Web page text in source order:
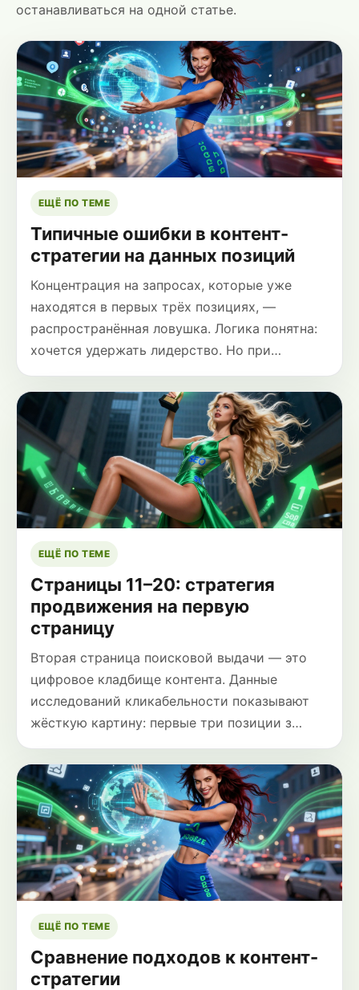
останавливаться на одной статье.
ЕЩЁ ПО ТЕМЕ
Типичные ошибки в контент-
стратегии на данных позиций
Концентрация на запросах, которые уже
находятся в первых трёх позициях, —
распространённая ловушка. Логика понятна:
хочется удержать лидерство. Но при…
ЕЩЁ ПО ТЕМЕ
Страницы 11–20: стратегия
продвижения на первую
страницу
Вторая страница поисковой выдачи — это
цифровое кладбище контента. Данные
исследований кликабельности показывают
жёсткую картину: первые три позиции з…
ЕЩЁ ПО ТЕМЕ
Сравнение подходов к контент-
стратегии